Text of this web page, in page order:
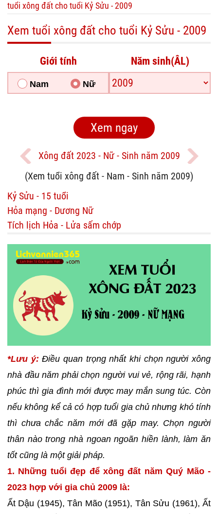
tuổi xông đất cho tuổi Kỷ Sửu - 2009
Xem tuổi xông đất cho tuổi Kỷ Sửu - 2009
Giới tính
Nam Nữ
Năm sinh(ÂL)
Xông đất 2023 - Nữ - Sinh năm 2009
(Xem tuổi xông đất - Nam - Sinh năm 2009)
Kỷ Sửu - 15 tuổi
Hỏa mạng - Dương Nữ
Tích lịch Hỏa - Lửa sấm chớp
*Lưu ý: Điều quan trọng nhất khi chọn người xông
nhà đầu năm phải chọn người vui vẻ, rộng rãi, hạnh
phúc thì gia đình mới được may mắn sung túc. Còn
nếu không kể cả có hợp tuổi gia chủ nhưng khó tính
thì chưa chắc năm mới đã gặp may. Chọn người
thân nào trong nhà ngoan ngoãn hiền lành, làm ăn
tốt cũng là một giải pháp.
1. Những tuổi đẹp để xông đất năm Quý Mão -
2023 hợp với gia chủ 2009 là:
Ất Dậu (1945), Tân Mão (1951), Tân Sửu (1961), Ất